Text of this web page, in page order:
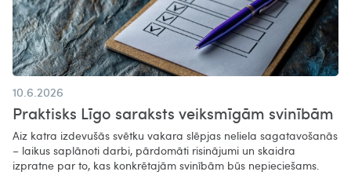
10.6.2026
Praktisks Līgo saraksts veiksmīgām svinībām
Aiz katra izdevušās svētku vakara slēpjas neliela sagatavošanās
– laikus saplānoti darbi, pārdomāti risinājumi un skaidra
izpratne par to, kas konkrētajām svinībām būs nepieciešams.